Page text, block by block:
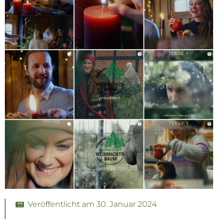
Veröffentlicht am 30. Januar 2024